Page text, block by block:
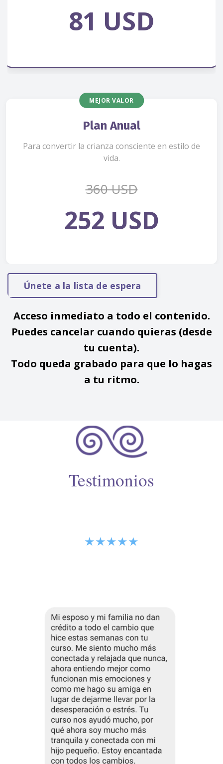
81 USD
MEJOR VALOR
Plan Anual
Para convertir la crianza consciente en estilo de
vida.
360 USD
252 USD
Únete a la lista de espera
Acceso inmediato a todo el contenido.
Puedes cancelar cuando quieras (desde
tu cuenta).
Todo queda grabado para que lo hagas
a tu ritmo.
Testimonios
★★★★★